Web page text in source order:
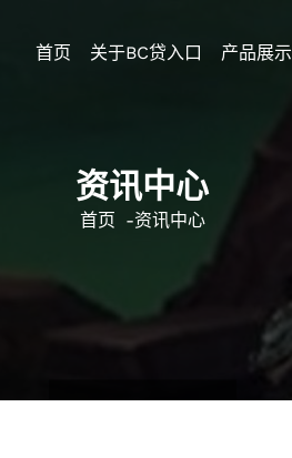
首页 关于BC贷入口 产品展示
资讯中心
首页 -资讯中心